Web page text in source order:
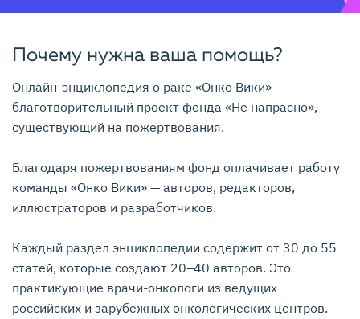
Почему нужна ваша помощь?
Онлайн-энциклопедия о раке «Онко Вики» —
благотворительный проект фонда «Не напрасно»,
существующий на пожертвования.
Благодаря пожертвованиям фонд оплачивает работу
команды «Онко Вики» — авторов, редакторов,
иллюстраторов и разработчиков.
Каждый раздел энциклопедии содержит от 30 до 55
статей, которые создают 20–40 авторов. Это
практикующие врачи-онкологи из ведущих
российских и зарубежных онкологических центров.